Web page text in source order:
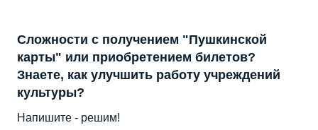
Сложности с получением "Пушкинской
карты" или приобретением билетов?
Знаете, как улучшить работу учреждений
культуры?
Напишите - решим!